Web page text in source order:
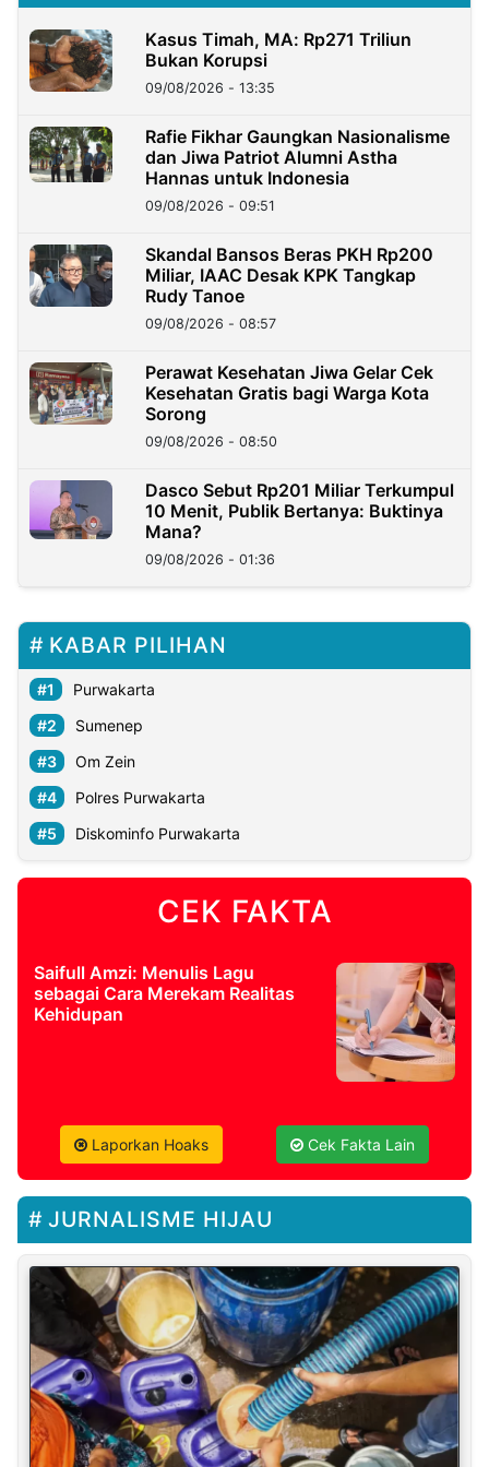
Kasus Timah, MA: Rp271 Triliun
Bukan Korupsi
09/08/2026 - 13:35
Rafie Fikhar Gaungkan Nasionalisme
dan Jiwa Patriot Alumni Astha
Hannas untuk Indonesia
09/08/2026 - 09:51
Skandal Bansos Beras PKH Rp200
Miliar, IAAC Desak KPK Tangkap
Rudy Tanoe
09/08/2026 - 08:57
Perawat Kesehatan Jiwa Gelar Cek
Kesehatan Gratis bagi Warga Kota
Sorong
09/08/2026 - 08:50
Dasco Sebut Rp201 Miliar Terkumpul
10 Menit, Publik Bertanya: Buktinya
Mana?
09/08/2026 - 01:36
KABAR PILIHAN
Purwakarta
Sumenep
Om Zein
Polres Purwakarta
Diskominfo Purwakarta
CEK FAKTA
Saifull Amzi: Menulis Lagu
sebagai Cara Merekam Realitas
Kehidupan
Laporkan Hoaks Cek Fakta Lain
JURNALISME HIJAU